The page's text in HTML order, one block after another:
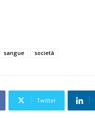
sangue società
Twitter